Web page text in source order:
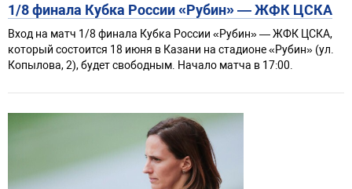
1/8 финала Кубка России «Рубин» — ЖФК ЦСКА
Вход на матч 1/8 финала Кубка России «Рубин» — ЖФК ЦСКА,
который состоится 18 июня в Казани на стадионе «Рубин» (ул.
Копылова, 2), будет свободным. Начало матча в 17:00.